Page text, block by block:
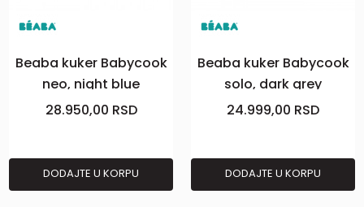
Beaba kuker Babycook
neo, night blue
28.950,00 RSD
DODAJTE U KORPU
Beaba kuker Babycook
solo, dark grey
24.999,00 RSD
DODAJTE U KORPU